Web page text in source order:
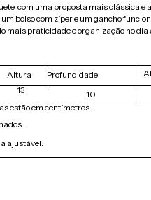
com uma proposta mais clássica e
bolso com zíper e um gancho
mais praticidade e organização no dia
Altura Profundidade
13 10
estão em centímetros.
ajustável.